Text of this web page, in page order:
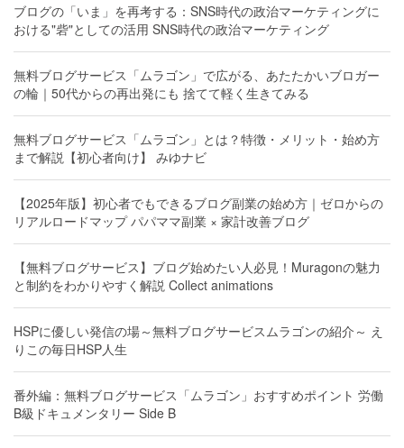
ブログの「いま」を再考する：SNS時代の政治マーケティングに
おける"砦"としての活用 SNS時代の政治マーケティング
無料ブログサービス「ムラゴン」で広がる、あたたかいブロガー
の輪｜50代からの再出発にも 捨てて軽く生きてみる
無料ブログサービス「ムラゴン」とは？特徴・メリット・始め方
まで解説【初心者向け】 みゆナビ
【2025年版】初心者でもできるブログ副業の始め方｜ゼロからの
リアルロードマップ パパママ副業 × 家計改善ブログ
【無料ブログサービス】ブログ始めたい人必見！Muragonの魅力
と制約をわかりやすく解説 Collect animations
HSPに優しい発信の場～無料ブログサービスムラゴンの紹介～ え
りこの毎日HSP人生
番外編：無料ブログサービス「ムラゴン」おすすめポイント 労働
B級ドキュメンタリー Side B